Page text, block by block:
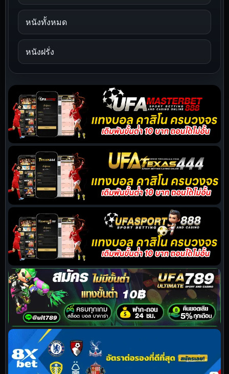
หนังทั้งหมด
หนังฝรั่ง